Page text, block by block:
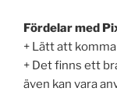
Fördelar med
+ Lätt att
+ Det finns ett
även kan vara